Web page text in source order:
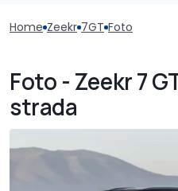
Home Zeekr 7GT Foto
Foto - Zeekr 7
strada